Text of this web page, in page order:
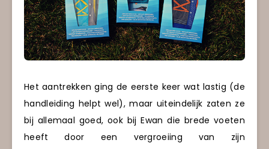
Het aantrekken ging de eerste keer wat lastig (de
handleiding helpt wel), maar uiteindelijk zaten ze
bij allemaal goed, ook bij Ewan die brede voeten
heeft door een vergroeiing van zijn